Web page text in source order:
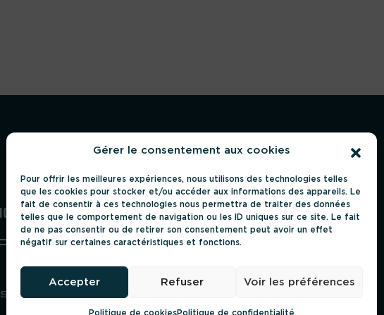
Gérer le consentement aux cookies
Pour offrir les meilleures expériences, nous utilisons des technologies telles
que les cookies pour stocker et/ou accéder aux informations des appareils. Le
fait de consentir à ces technologies nous permettra de traiter des données
telles que le comportement de navigation ou les ID uniques sur ce site. Le fait
de ne pas consentir ou de retirer son consentement peut avoir un effet
négatif sur certaines caractéristiques et fonctions.
Accepter Refuser Voir les préférences
Politique de cookiesPolitique de confidentialité
E DE
Suivez-nous
VERTS PRO CARRIÈRES